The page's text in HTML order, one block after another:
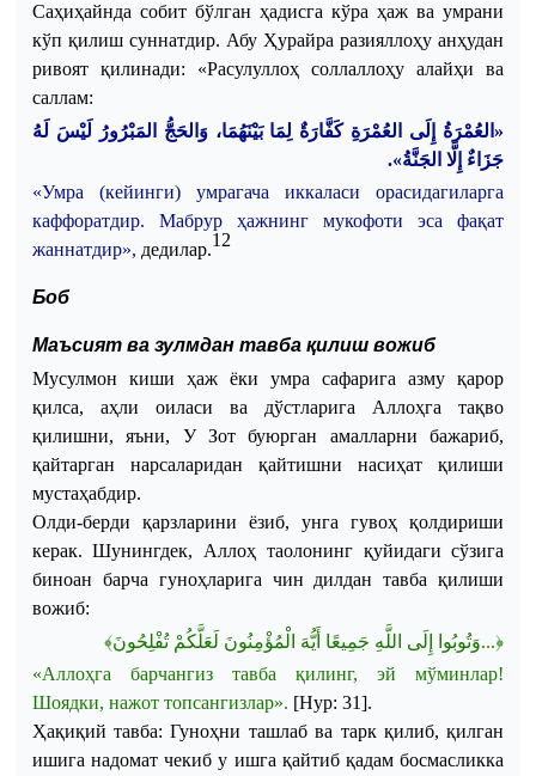
Саҳиҳайнда собит бўлган ҳадисга кўра ҳаж ва умрани
кўп қилиш суннатдир. Абу Ҳурайра разияллоҳу анҳудан
ривоят қилинади: «Расулуллоҳ соллаллоҳу алайҳи ва
саллам:
«العُمْرَةُ إِلَى العُمْرَةِ كَفَّارَةٌ لِمَا بَيْنَهُمَا، وَالحَجُّ المَبْرُورُ لَيْسَ لَهُ
جَزَاءٌ إِلَّا الجَنَّةُ».
«Умра (кейинги) умрагача иккаласи орасидагиларга
каффоратдир. Мабрур ҳажнинг мукофоти эса фақат
жаннатдир», дедилар.12
Боб
Маъсият ва зулмдан тавба қилиш вожиб
Мусулмон киши ҳаж ёки умра сафарига азму қарор
қилса, аҳли оиласи ва дўстларига Аллоҳга тақво
қилишни, яъни, У Зот буюрган амалларни бажариб,
қайтарган нарсаларидан қайтишни насиҳат қилиши
мустаҳабдир.
Олди-берди қарзларини ёзиб, унга гувоҳ қолдириши
керак. Шунингдек, Аллоҳ таолонинг қуйидаги сўзига
биноан барча гуноҳларига чин дилдан тавба қилиши
вожиб:
﴿...وَتُوبُوا إِلَى اللَّهِ جَمِيعًا أَيُّهَ الْمُؤْمِنُونَ لَعَلَّكُمْ تُفْلِحُونَ﴾
«Аллоҳга барчангиз тавба қилинг,эй мўминлар!
Шоядки, нажот топсангизлар». [Нур: 31].
Ҳақиқий тавба:Гуноҳни ташлаб ва тарк қилиб,қилган
ишига надомат чекиб у ишга қайтиб қадам босмасликка